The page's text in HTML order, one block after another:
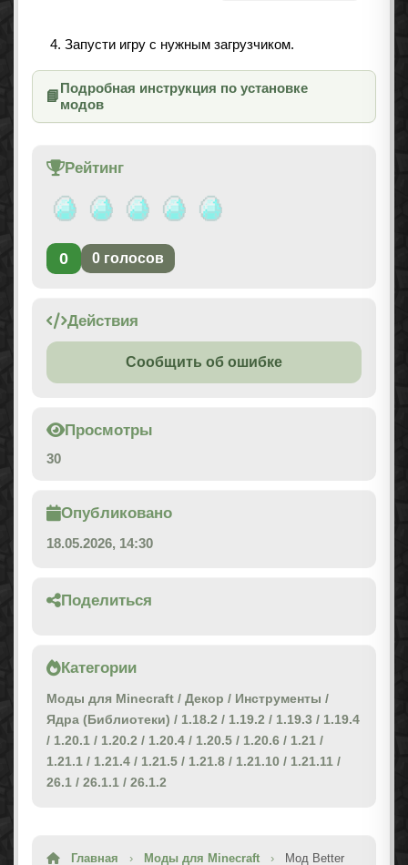
Запусти игру с нужным загрузчиком.
📘
Подробная инструкция по установке
модов
Рейтинг
0 0 голосов
Действия
Сообщить об ошибке
Просмотры
30
Опубликовано
18.05.2026, 14:30
Поделиться
Категории
Моды для Minecraft / Декор / Инструменты /
Ядра (Библиотеки) / 1.18.2 / 1.19.2 / 1.19.3 / 1.19.4
/ 1.20.1 / 1.20.2 / 1.20.4 / 1.20.5 / 1.20.6 / 1.21 /
1.21.1 / 1.21.4 / 1.21.5 / 1.21.8 / 1.21.10 / 1.21.11 /
26.1 / 26.1.1 / 26.1.2
Главная › Моды для Minecraft › Мод Better